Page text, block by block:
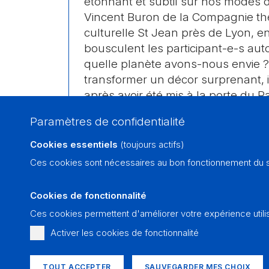
Paramètres de confidentialité
Cookies essentiels (toujours actifs)
Ces cookies sont nécessaires au bon fonctionnement du
Cookies de fonctionnalité
Ces cookies permettent d'améliorer votre expérience
Activer les cookies de fonctionnalité
TOUT ACCEPTER SAUVEGARDER MES CHOIX
Vincent Buron de la Compagnie
culturelle St Jean près de Lyon,
bousculent les participant-e-s
quelle planète avons-nous envie ?
transformer un décor surprenant,
après avoir été mis à la porte du
s’inspire du livre de la Genèse et
Si’. Etonnant et détonnant, il
œcuménique composé des
et catholique. A ne manquer
Tout publicdès 12 ans
Durée
100 min.